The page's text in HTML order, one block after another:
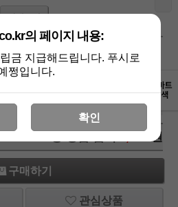
지역별 !
용물감
+1 -1 3,800원
원
구매하기
관심상품
의 페이지 내용:
금 지급해드립니다. 푸시로
쩡입니다.
확인